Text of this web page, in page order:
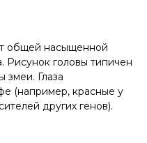
общей насыщенной
Рисунок головы типичен
змеи. Глаза
(например, красные у
других генов).